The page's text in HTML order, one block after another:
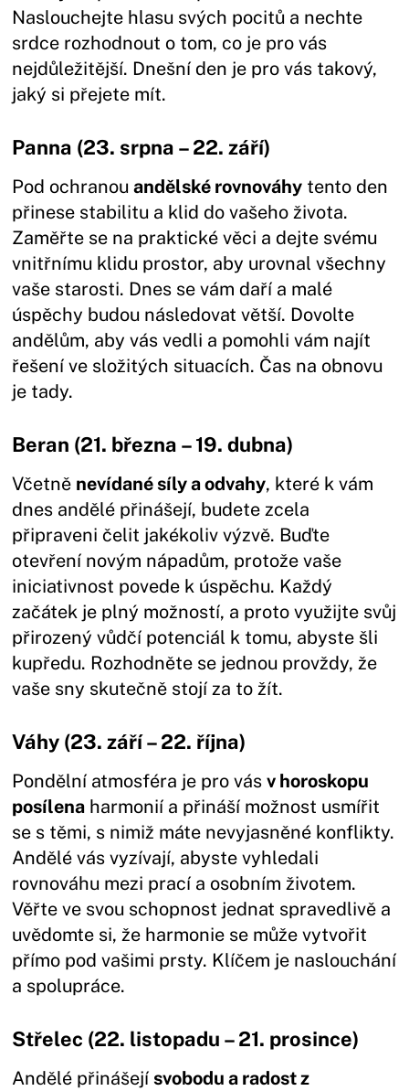
Naslouchejte hlasu svých pocitů a nechte
srdce rozhodnout o tom, co je pro vás
nejdůležitější. Dnešní den je pro vás takový,
jaký si přejete mít.
Panna (23. srpna – 22. září)
Pod ochranouandělské rovnováhy tento den
přinese stabilitu a klid do vašeho života.
Zaměřte se na praktické věci a dejte svému
vnitřnímu klidu prostor, aby urovnal všechny
vaše starosti. Dnes se vám daří a malé
úspěchy budou následovat větší. Dovolte
andělům, aby vás vedli a pomohli vám najít
řešení ve složitých situacích. Čas na obnovu
je tady.
Beran (21. března – 19. dubna)
Včetně nevídané síly a odvahy, které k vám
dnes andělé přinášejí, budete zcela
připraveni čelit jakékoliv výzvě. Buďte
otevření novým nápadům, protože vaše
iniciativnost povede k úspěchu. Každý
začátek je plný možností, a proto využijte svůj
přirozený vůdčí potenciál k tomu, abyste šli
kupředu. Rozhodněte se jednou provždy, že
vaše sny skutečně stojí za to žít.
Váhy (23. září – 22. října)
Pondělní atmosféra je pro vásv horoskopu
posílena harmonií a přináší možnost usmířit
se s těmi, s nimiž máte nevyjasněné konflikty.
Andělé vás vyzívají, abyste vyhledali
rovnováhu mezi prací a osobním životem.
Věřte ve svou schopnost jednat spravedlivě a
uvědomte si, že harmonie se může vytvořit
přímo pod vašimi prsty. Klíčem je naslouchání
a spolupráce.
Střelec (22. listopadu – 21. prosince)
Andělé přinášejísvobodu a radost z